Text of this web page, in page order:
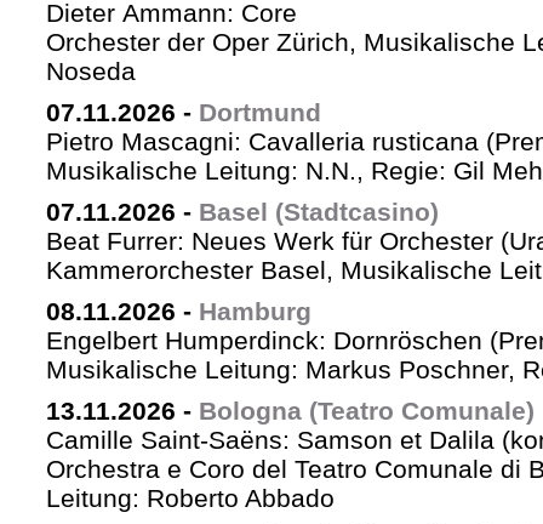
Dieter Ammann: Core
Orchester der Oper Zürich, Musikalische
Noseda
07.11.2026 - Dortmund
Pietro Mascagni: Cavalleria rusticana
Musikalische Leitung: N.N., Regie: Gil
07.11.2026 - Basel (Stadtcasino)
Beat Furrer: Neues Werk für Orchester
Kammerorchester Basel, Musikalische
08.11.2026 - Hamburg
Engelbert Humperdinck: Dornröschen
Musikalische Leitung: Markus Poschner,
13.11.2026 - Bologna (Teatro Comunale)
Camille Saint-Saëns: Samson et Dalila
Orchestra e Coro del Teatro Comunale di
Leitung: Roberto Abbado